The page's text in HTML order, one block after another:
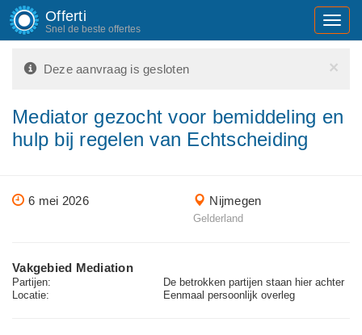
Offerti
Snel de beste offertes
×
Deze aanvraag is gesloten
Mediator gezocht voor bemiddeling en
hulp bij regelen van Echtscheiding
6 mei 2026 Nijmegen
Gelderland
Vakgebied Mediation
Partijen:
De betrokken partijen staan hier achter
Locatie:
Eenmaal persoonlijk overleg